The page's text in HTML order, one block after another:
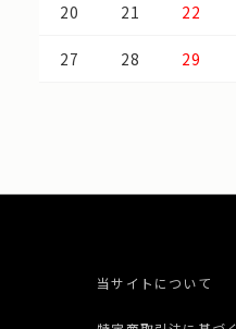
20 21 22
27 28 29
当サイトについて